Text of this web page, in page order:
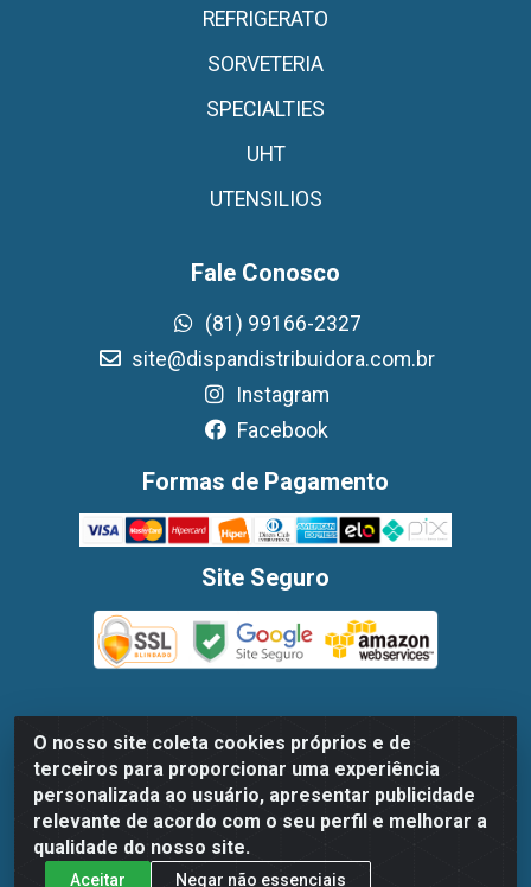
O nosso site coleta cookies próprios e de
terceiros para proporcionar uma experiência
personalizada ao usuário, apresentar publicidade
relevante de acordo com o seu perfil e melhorar a
qualidade do nosso site.
Aceitar Negar não essenciais
REFRIGERATO
SORVETERIA
SPECIALTIES
UHT
UTENSILIOS
Fale Conosco
(81) 99166-2327
site@dispandistribuidora.com.br
Instagram
Facebook
Formas de Pagamento
Site Seguro
Dispan Distribuidora de Alimentos LTDA - Avenida Marechal
Mascarenhas De Moraes, 1048- Imbiribeira, Recife/PE - CEP
51.170-000 - CNPJ 30.779.584/0003-78